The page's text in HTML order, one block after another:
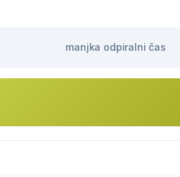
manjka odpiralni čas